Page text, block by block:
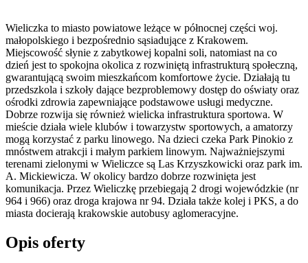
Wieliczka to miasto powiatowe leżące w północnej części woj.
małopolskiego i bezpośrednio sąsiadujące z Krakowem.
Miejscowość słynie z zabytkowej kopalni soli, natomiast na co
dzień jest to spokojna okolica z rozwiniętą infrastrukturą społeczną,
gwarantującą swoim mieszkańcom komfortowe życie. Działają tu
przedszkola i szkoły dające bezproblemowy dostęp do oświaty oraz
ośrodki zdrowia zapewniające podstawowe usługi medyczne.
Dobrze rozwija się również wielicka infrastruktura sportowa. W
mieście działa wiele klubów i towarzystw sportowych, a amatorzy
mogą korzystać z parku linowego. Na dzieci czeka Park Pinokio z
mnóstwem atrakcji i małym parkiem linowym. Najważniejszymi
terenami zielonymi w Wieliczce są Las Krzyszkowicki oraz park im.
A. Mickiewicza. W okolicy bardzo dobrze rozwinięta jest
komunikacja. Przez Wieliczkę przebiegają 2 drogi wojewódzkie (nr
964 i 966) oraz droga krajowa nr 94. Działa także kolej i PKS, a do
miasta docierają krakowskie autobusy aglomeracyjne.
Opis oferty